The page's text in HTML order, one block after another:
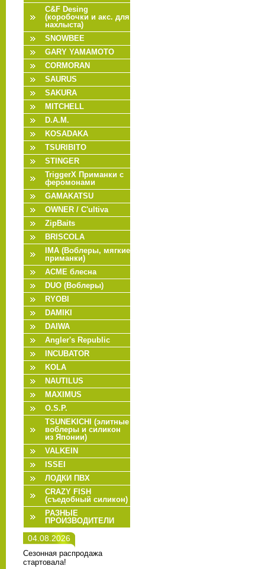
C&F Desing
(коробочки и акс. для
нахлыста)
SNOWBEE
GARY YAMAMOTO
CORMORAN
SAURUS
SAKURA
MITCHELL
D.A.M.
KOSADAKA
TSURIBITO
STINGER
TriggerX Приманки с
феромонами
GAMAKATSU
OWNER / C'ultiva
ZipBaits
BRISCOLA
IMA (Воблеры, мягкие
приманки)
ACME блесна
DUO (Воблеры)
RYOBI
DAMIKI
DAIWA
Angler's Republic
INCUBATOR
KOLA
NAUTILUS
MAXIMUS
O.S.P.
TSUNEKICHI (элитные
воблеры и силикон
из Японии)
VALKEIN
ISSEI
ЛОДКИ ПВХ
CRAZY FISH
(съедобный силикон)
РАЗНЫЕ
ПРОИЗВОДИТЕЛИ
04.08.2026
Сезонная распродажа
стартовала!